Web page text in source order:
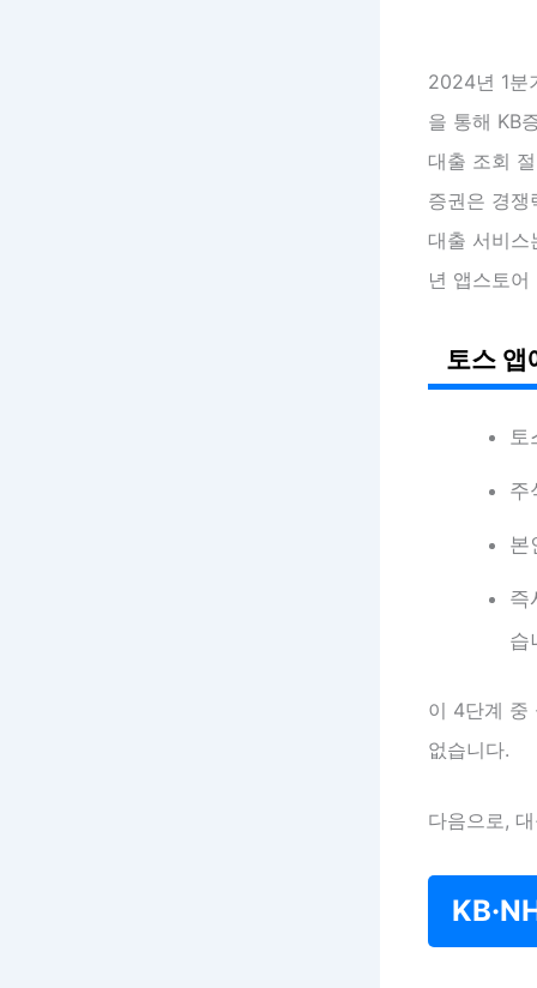
2024년 1분
을 통해 KB
대출 조회
증권은 경
대출 서비
년 앱스토
토스 앱
토
주
본
즉
습
이 4단계 중
없습니다.
다음으로,